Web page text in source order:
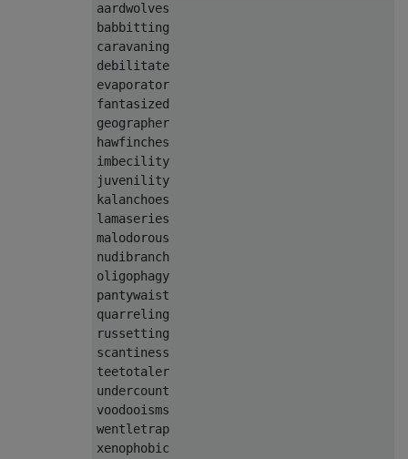
aardwolves
babbitting
caravaning
debilitate
evaporator
fantasized
geographer
hawfinches
imbecility
juvenility
kalanchoes
lamaseries
malodorous
nudibranch
oligophagy
pantywaist
quarreling
russetting
scantiness
teetotaler
undercount
voodooisms
wentletrap
xenophobic